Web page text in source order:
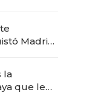
Madrid:
apertura
la
que le